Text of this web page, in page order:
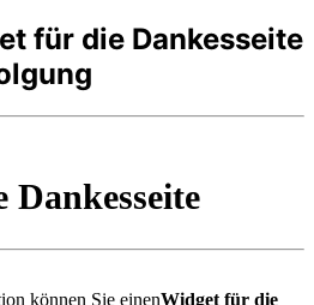
für die Dankesseite
können Sie einenWidget für die